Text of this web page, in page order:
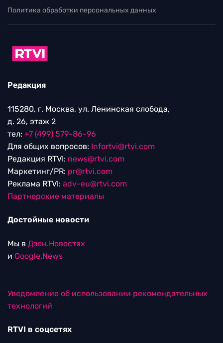
Политика обработки персональных данных
Редакция
115280, г. Москва, ул. Ленинская слобода,
д. 26, этаж 2
тел: +7 (499) 579-86-96
Для общих вопросов: Infortvi@rtvi.com
Редакция RTVI: news@rtvi.com
Маркетинг/PR: pr@rtvi.com
Реклама RTVI: adv-eu@rtvi.com
Партнерские материалы
Достойные новости
Мы в Дзен.Новостях
и Google.News
Уведомление об использовании рекомендательных
технологий
RTVI в соцсетях